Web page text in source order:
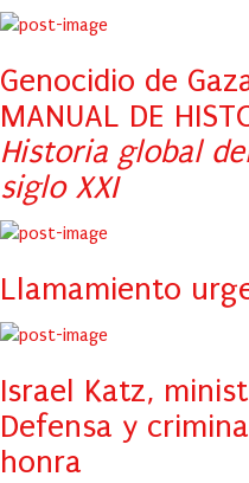
Genocidio de
MANUAL DE
Historia global
siglo XXI
Llamamiento
Israel Katz,
Defensa y
honra